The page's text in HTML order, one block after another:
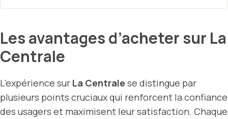
Les avantages d’acheter sur La
Centrale
L’expérience sur La Centrale se distingue par
plusieurs points cruciaux qui renforcent la confiance
des usagers et maximisent leur satisfaction. Chaque